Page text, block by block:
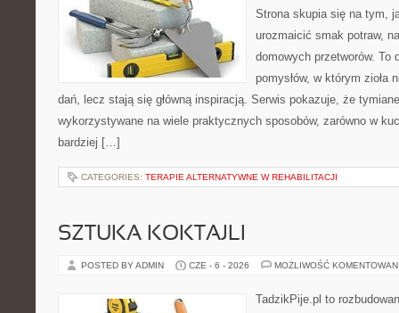
Strona skupia się na tym,
urozmaicić smak potraw,
domowych przetworów. To
pomysłów, w którym zioła
dań, lecz stają się główną inspiracją. Serwis pokazuje, że
wykorzystywane na wiele praktycznych sposobów, zarówno w
bardziej […]
CATEGORIES: TERAPIE ALTERNATYWNE W REHABILITACJI
SZTUKA KOKTAJLI
POSTED BY ADMIN CZE - 6 - 2026 MOŻLIWOŚĆ
TadzikPije.pl to